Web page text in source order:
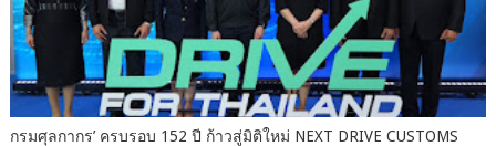
กรมศุลกากร’ ครบรอบ 152 ปี ก้าวสู่มิติใหม่ NEXT DRIVE CUSTOMS